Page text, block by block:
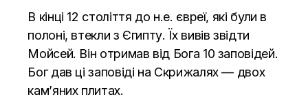
В кінці 12 століття до н.е. євреї, які були в
полоні, втекли з Єгипту. Їх вивів звідти
Мойсей. Він отримав від Бога 10 заповідей.
Бог дав ці заповіді на Скрижалях — двох
кам’яних плитах.